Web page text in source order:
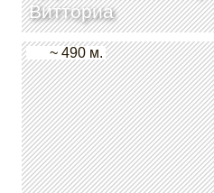
Витториа
~ 490 м.